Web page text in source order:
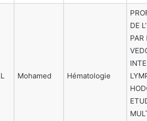
Mohamed Hématologie
DE